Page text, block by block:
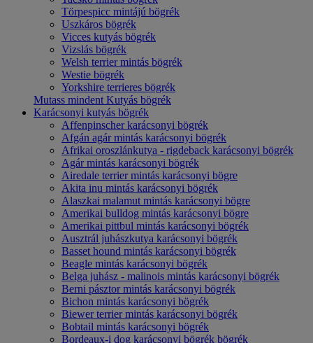
Törpespicc mintájú bögrék
Uszkáros bögrék
Vicces kutyás bögrék
Vizslás bögrék
Welsh terrier mintás bögrék
Westie bögrék
Yorkshire terrieres bögrék
Mutass mindent Kutyás bögrék
Karácsonyi kutyás bögrék
Affenpinscher karácsonyi bögrék
Afgán agár mintás karácsonyi bögrék
Afrikai oroszlánkutya - rigdeback karácsonyi bögrék
Agár mintás karácsonyi bögrék
Airedale terrier mintás karácsonyi bögre
Akita inu mintás karácsonyi bögrék
Alaszkai malamut mintás karácsonyi bögre
Amerikai bulldog mintás karácsonyi bögre
Amerikai pittbul mintás karácsonyi bögrék
Ausztrál juhászkutya karácsonyi bögrék
Basset hound mintás karácsonyi bögrék
Beagle mintás karácsonyi bögrék
Belga juhász - malinois mintás karácsonyi bögrék
Berni pásztor mintás karácsonyi bögrék
Bichon mintás karácsonyi bögrék
Biewer terrier mintás karácsonyi bögrék
Bobtail mintás karácsonyi bögrék
Bordeaux-i dog karácsonyi bögrék bögrék